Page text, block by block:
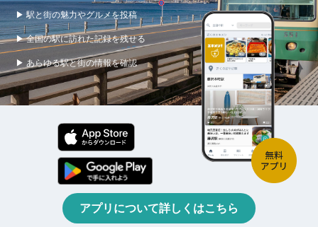
▶ 駅と街の魅力やグルメを投稿
▶ 全国の駅に訪れた記録を残せる
▶ あらゆる駅と街の情報を確認
アプリについて詳しくはこちら